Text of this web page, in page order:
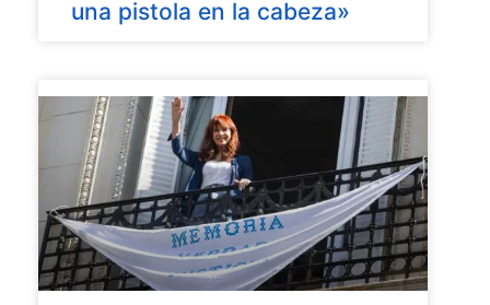
una pistola en la cabeza»